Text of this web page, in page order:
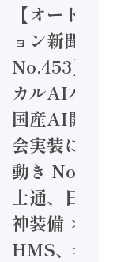
【オートメ
ョン新聞
No.453】フ
カルAI本格
国産AI開発
会実装に活
動き
士通、日立
神装備 ×
HMS、老舗